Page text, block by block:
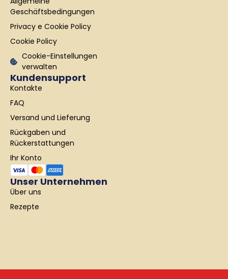
k
f
a
n
Kundensupport
Kontakte
FAQ
Versand und Lieferung
Rückgaben und
Rückerstattungen
Ihr Konto
Geschäftsbedingungen
Privacy e Cookie Policy
Cookie Policy
Cookie-Einstellungen
verwalten
Unser Unternehmen
Über uns
Rezepte